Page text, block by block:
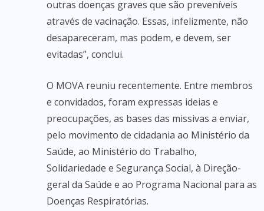
outras doenças graves que são preveníveis
através de vacinação. Essas, infelizmente, não
desapareceram, mas podem, e devem, ser
evitadas”, conclui.
O MOVA reuniu recentemente. Entre membros
e convidados, foram expressas ideias e
preocupações, as bases das missivas a enviar,
pelo movimento de cidadania ao Ministério da
Saúde, ao Ministério do Trabalho,
Solidariedade e Segurança Social, à Direção-
geral da Saúde e ao Programa Nacional para as
Doenças Respiratórias.